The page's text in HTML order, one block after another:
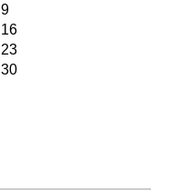
9
16
23
30